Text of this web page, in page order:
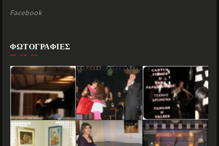
Facebook
ΦΩΤΟΓΡΑΦΙΕΣ